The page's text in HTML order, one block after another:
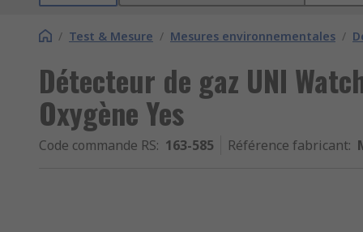
/ Test & Mesure / Mesures environnementales /
Détecteur de gaz UNI
Oxygène Yes
Code commande RS: 163-585 Référence fabricant: